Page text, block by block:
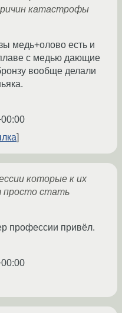
катастрофы
медь+олово есть и
с медью дающие
вообще делали
которые к их
просто стать
профессии привёл.